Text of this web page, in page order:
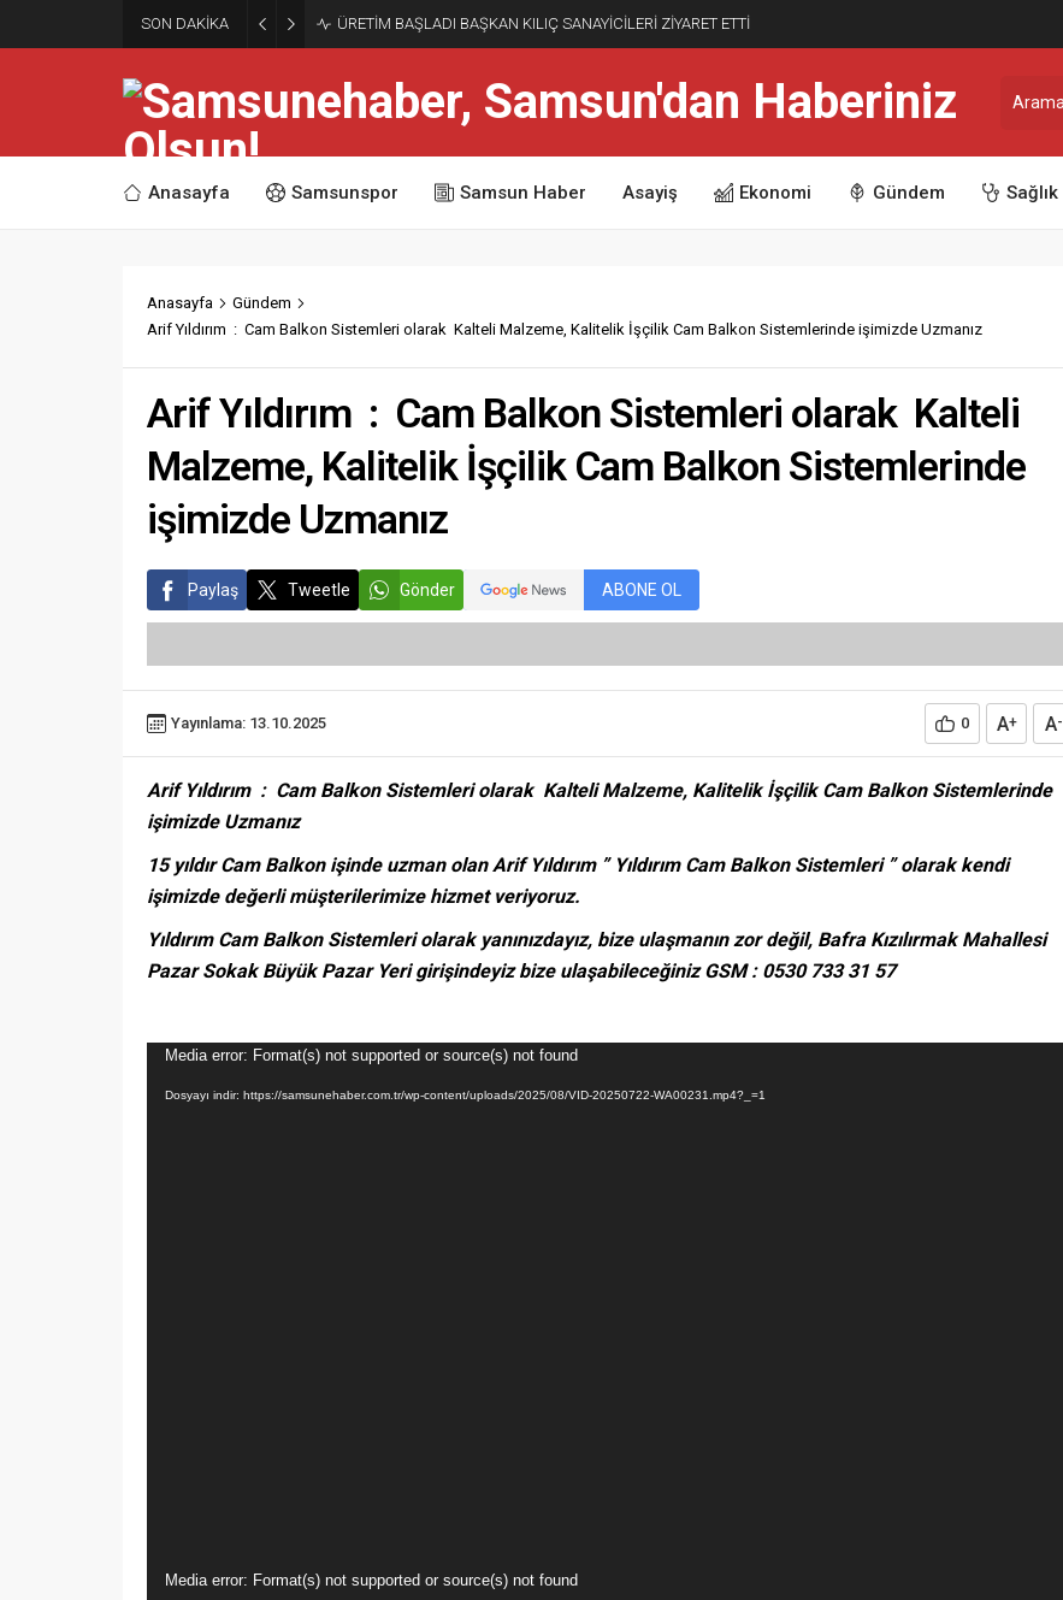
SON DAKİKA
Nebiyan Fest Coşkusu Başladı; Doğa, Spor ve Müzik Nebiyan Yaylası’nda
Buluştu
Anasayfa Samsunspor Samsun Haber Asayiş Ekonomi Gündem Sağlık
Anasayfa
Gündem
Arif Yıldırım : Cam Balkon Sistemleri olarak Kalteli Malzeme, Kalitelik İşçilik Cam Balkon Sistemlerinde işimizde Uzmanız
Arif Yıldırım : Cam Balkon Sistemleri olarak Kalteli
Malzeme, Kalitelik İşçilik Cam Balkon Sistemlerinde
işimizde Uzmanız
Paylaş Tweetle Gönder ABONE OL
Yayınlama: 13.10.2025 0 A+ A-
Arif Yıldırım : Cam Balkon Sistemleri olarak Kalteli Malzeme, Kalitelik İşçilik Cam Balkon Sistemlerinde
işimizde Uzmanız
15 yıldır Cam Balkon işinde uzman olan Arif Yıldırım ” Yıldırım Cam Balkon Sistemleri ” olarak kendi
işimizde değerli müşterilerimize hizmet veriyoruz.
Yıldırım Cam Balkon Sistemleri olarak yanınızdayız, bize ulaşmanın zor değil, Bafra Kızılırmak Mahallesi
Pazar Sokak Büyük Pazar Yeri girişindeyiz bize ulaşabileceğiniz GSM : 0530 733 31 57
Video
oynatıcı
Media error: Format(s) not supported or source(s) not found
Dosyayı indir: https://samsunehaber.com.tr/wp-content/uploads/2025/08/VID-20250722-WA00231.mp4?_=1
Video
Media error: Format(s) not supported or source(s) not found